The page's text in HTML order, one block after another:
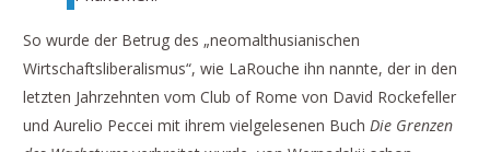
So wurde der Betrug des „neomalthusianischen
Wirtschaftsliberalismus“, wie LaRouche ihn nannte, der in den
letzten Jahrzehnten vom Club of Rome von David Rockefeller
und Aurelio Peccei mit ihrem vielgelesenen Buch Die Grenzen